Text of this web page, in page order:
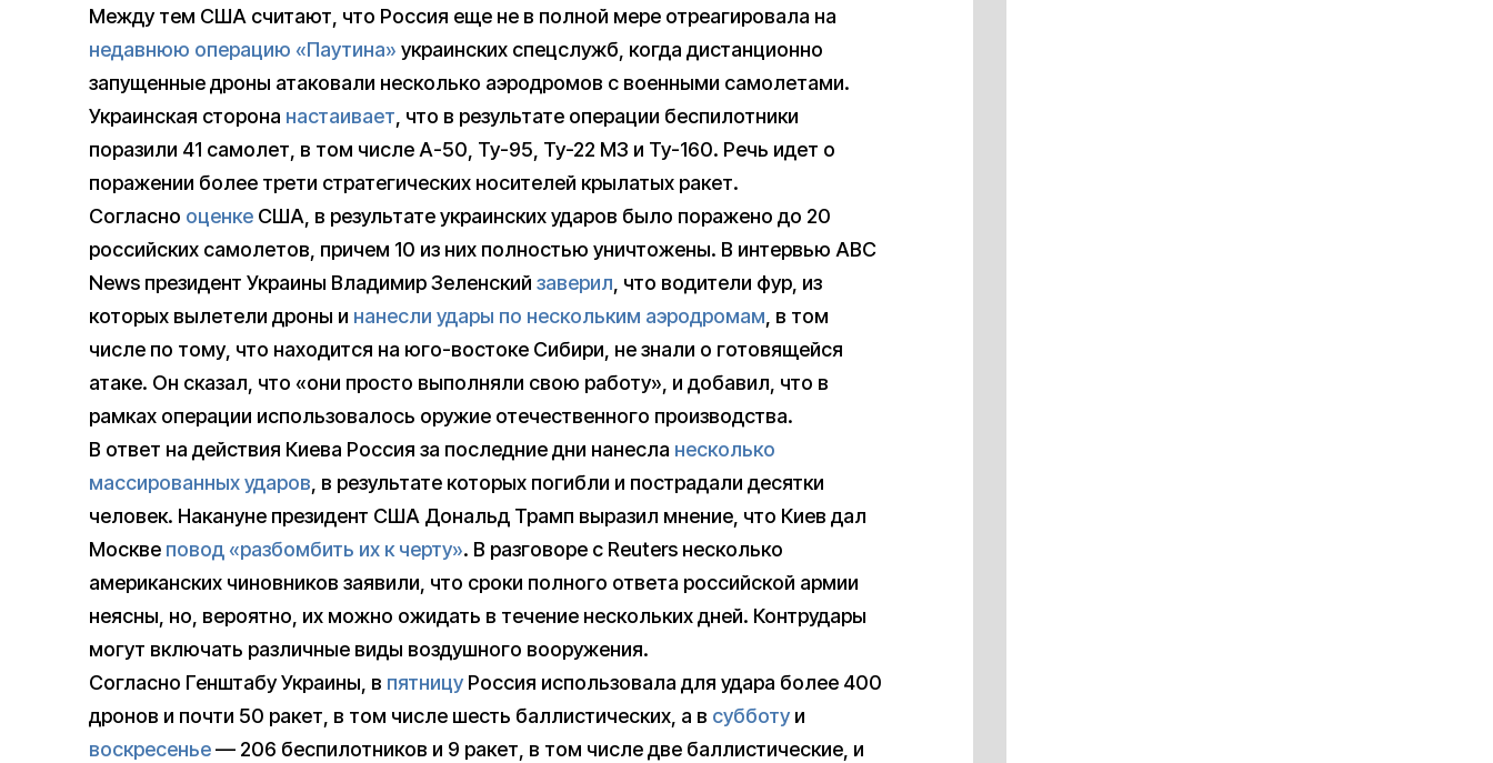
Между тем США считают, что Россия еще не в полной мере отреагировала на
недавнюю операцию «Паутина» украинских спецслужб, когда дистанционно
запущенные дроны атаковали несколько аэродромов с военными самолетами.
Украинская сторона настаивает, что в результате операции беспилотники
поразили 41 самолет, в том числе А-50, Ту-95, Ту-22 М3 и Ту-160. Речь идет о
поражении более трети стратегических носителей крылатых ракет.
Согласно оценке США, в результате украинских ударов было поражено до 20
российских самолетов, причем 10 из них полностью уничтожены. В интервью ABC
News президент Украины Владимир Зеленский заверил, что водители фур, из
которых вылетели дроны и нанесли удары по нескольким аэродромам, в том
числе по тому, что находится на юго-востоке Сибири, не знали о готовящейся
атаке. Он сказал, что «они просто выполняли свою работу», и добавил, что в
рамках операции использовалось оружие отечественного производства.
В ответ на действия Киева Россия за последние дни нанесла несколько
массированных ударов, в результате которых погибли и пострадали десятки
человек. Накануне президент США Дональд Трамп выразил мнение, что Киев дал
Москве повод «разбомбить их к черту». В разговоре с Reuters несколько
американских чиновников заявили, что сроки полного ответа российской армии
неясны, но, вероятно, их можно ожидать в течение нескольких дней. Контрудары
могут включать различные виды воздушного вооружения.
Согласно Генштабу Украины, в пятницу Россия использовала для удара более 400
дронов и почти 50 ракет, в том числе шесть баллистических, а в субботу и
воскресенье— 206 беспилотников и 9 ракет, в том числе две баллистические, и